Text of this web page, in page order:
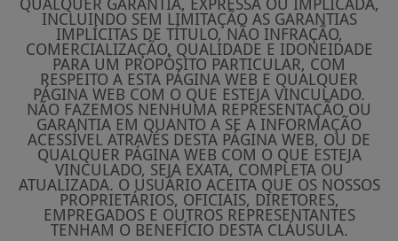
QUALQUER GARANTIA, EXPRESSA OU IMPLICADA,
INCLUINDO SEM LIMITAÇÃO AS GARANTIAS
IMPLÍCITAS DE TÍTULO, NÃO INFRAÇÃO,
COMERCIALIZAÇÃO, QUALIDADE E IDONEIDADE
PARA UM PROPÓSITO PARTICULAR, COM
RESPEITO A ESTA PÁGINA WEB E QUALQUER
PÁGINA WEB COM O QUE ESTEJA VINCULADO.
NÃO FAZEMOS NENHUMA REPRESENTAÇÃO OU
GARANTIA EM QUANTO A SE A INFORMAÇÃO
ACESSÍVEL ATRAVÉS DESTA PÁGINA WEB, OU DE
QUALQUER PÁGINA WEB COM O QUE ESTEJA
VINCULADO, SEJA EXATA, COMPLETA OU
ATUALIZADA. O USUÁRIO ACEITA QUE OS NOSSOS
PROPRIETÁRIOS, OFICIAIS, DIRETORES,
EMPREGADOS E OUTROS REPRESENTANTES
TENHAM O BENEFÍCIO DESTA CLÁUSULA.